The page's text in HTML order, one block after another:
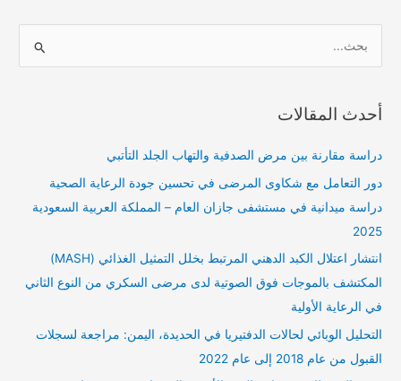
ح
ن
أحدث المقالات
دراسة مقارنة بين مرض الصدفية والتهاب الجلد التأتبي
دور التعامل مع شكاوى المرضى في تحسين جودة الرعاية الصحية
دراسة ميدانية في مستشفى جازان العام – المملكة العربية السعودية
2025
انتشار اعتلال الكبد الدهني المرتبط بخلل التمثيل الغذائي (MASH)
المكتشف بالموجات فوق الصوتية لدى مرضى السكري من النوع الثاني
في الرعاية الأولية
التحليل الوبائي لحالات الدفتيريا في الحديدة، اليمن: مراجعة لسجلات
القبول من عام 2018 إلى عام 2022